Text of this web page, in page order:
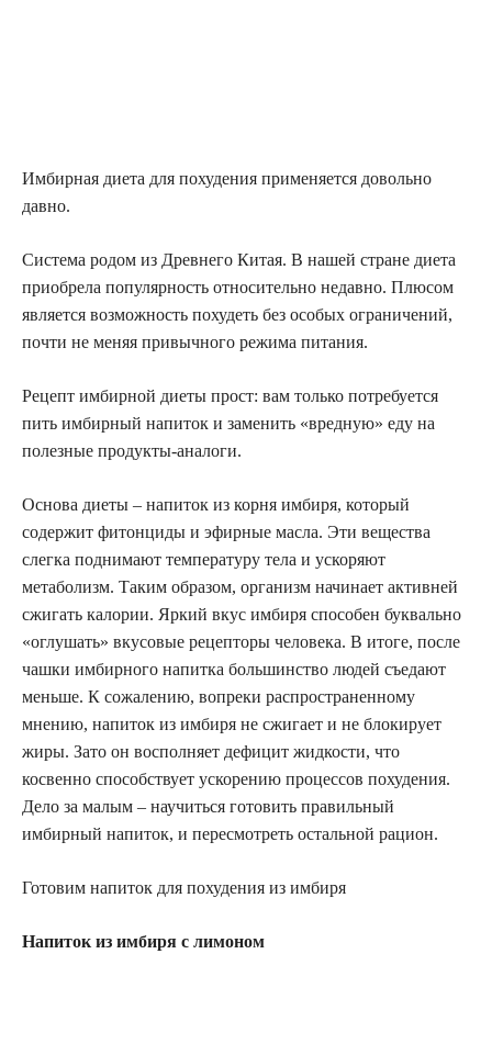
Имбирная диета для похудения применяется довольно
давно.
Система родом из Древнего Китая. В нашей стране диета
приобрела популярность относительно недавно. Плюсом
является возможность похудеть без особых ограничений,
почти не меняя привычного режима питания.
Рецепт имбирной диеты прост: вам только потребуется
пить имбирный напиток и заменить «вредную» еду на
полезные продукты-аналоги.
Основа диеты – напиток из корня имбиря, который
содержит фитонциды и эфирные масла. Эти вещества
слегка поднимают температуру тела и ускоряют
метаболизм. Таким образом, организм начинает активней
сжигать калории. Яркий вкус имбиря способен буквально
«оглушать» вкусовые рецепторы человека. В итоге, после
чашки имбирного напитка большинство людей съедают
меньше. К сожалению, вопреки распространенному
мнению, напиток из имбиря не сжигает и не блокирует
жиры. Зато он восполняет дефицит жидкости, что
косвенно способствует ускорению процессов похудения.
Дело за малым – научиться готовить правильный
имбирный напиток, и пересмотреть остальной рацион.
Готовим напиток для похудения из имбиря
Напиток из имбиря с лимоном